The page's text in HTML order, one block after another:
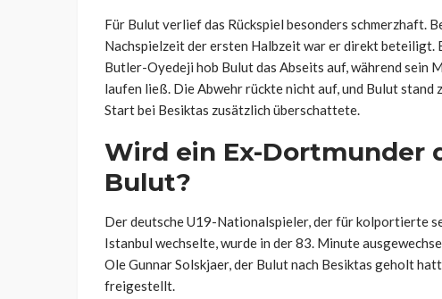
Für Bulut verlief das Rückspiel besonders schmerzhaft.
Nachspielzeit der ersten Halbzeit war er direkt beteiligt.
Butler-Oyedeji hob Bulut das Abseits auf, während sein
laufen ließ. Die Abwehr rückte nicht auf, und Bulut stand
Start bei Besiktas zusätzlich überschattete.
Wird ein Ex-Dortmunder
Bulut?
Der deutsche U19-Nationalspieler, der für kolportierte
Istanbul wechselte, wurde in der 83. Minute
Ole Gunnar Solskjaer, der Bulut nach Besiktas geholt
freigestellt.